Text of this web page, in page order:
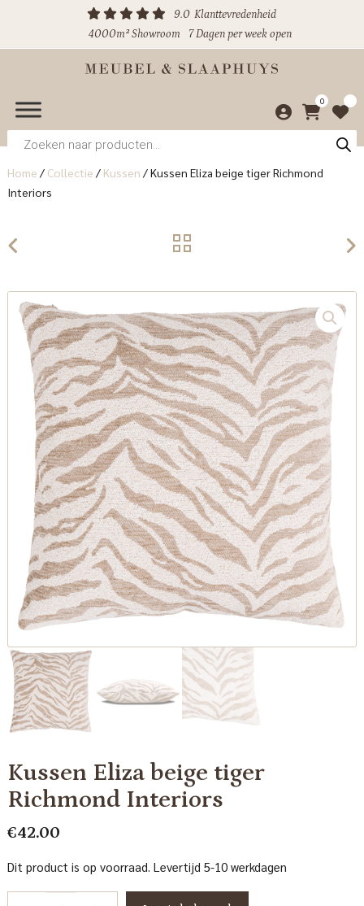
9.0 Klanttevredenheid
4000m² Showroom
7 Dagen per week open
0
Producten
zoeken
Home / Collectie / Kussen /Kussen Eliza beige tiger Richmond
Interiors
Kussen Eliza beige tiger
Richmond Interiors
€42.00
Dit product is op voorraad. Levertijd 5-10 werkdagen